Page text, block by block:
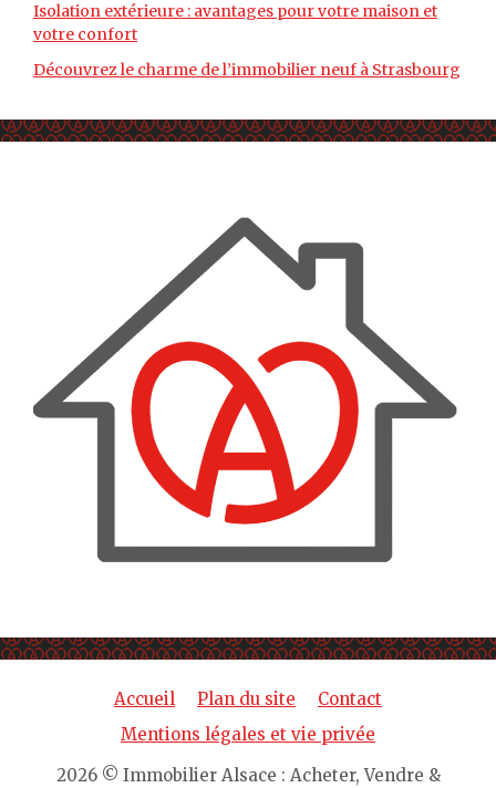
Isolation extérieure : avantages pour votre maison et
votre confort
Découvrez le charme de l’immobilier neuf à Strasbourg
Accueil Plan du site
Contact
Mentions légales et vie privée
2026 © Immobilier Alsace : Acheter, Vendre &